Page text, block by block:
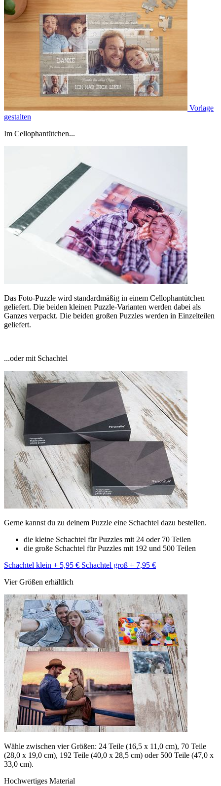
Vorlage
gestalten
Im Cellophantütchen...
Das Foto-Puzzle wird standardmäßig in einem Cellophantütchen
geliefert. Die beiden kleinen Puzzle-Varianten werden dabei als
Ganzes verpackt. Die beiden großen Puzzles werden in Einzelteilen
geliefert.
...oder mit Schachtel
Gerne kannst du zu deinem Puzzle eine Schachtel dazu bestellen.
die kleine Schachtel für Puzzles mit 24 oder 70 Teilen
die große Schachtel für Puzzles mit 192 und 500 Teilen
Schachtel klein + 5,95 € Schachtel groß + 7,95 €
Vier Größen erhältlich
Wähle zwischen vier Größen: 24 Teile (16,5 x 11,0 cm), 70 Teile
(28,0 x 19,0 cm), 192 Teile (40,0 x 28,5 cm) oder 500 Teile (47,0 x
33,0 cm).
Hochwertiges Material